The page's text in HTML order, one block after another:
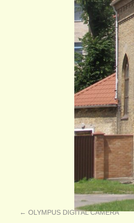
OLYMPUS DIGITAL CAMERA